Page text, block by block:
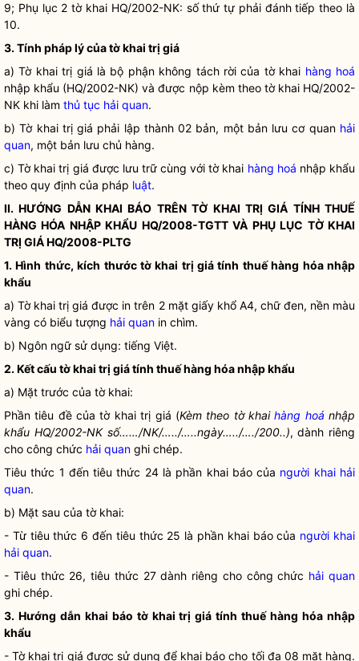
9; Phụ lục 2 tờ khai HQ/2002-NK: số thứ tự phải đánh tiếp theo là
10.
3. Tính pháp lý của tờ khai trị giá
a) Tờ khai trị giá là bộ phận không tách rời của tờ khai hàng hoá
nhập khẩu (HQ/2002-NK) và được nộp kèm theo tờ khai HQ/2002-
NK khi làm thủ tục hải quan.
b) Tờ khai trị giá phải lập thành 02 bản, một bản lưu cơ quan hải
quan, một bản lưu chủ hàng.
c) Tờ khai trị giá được lưu trữ cùng với tờ khai hàng hoá nhập khẩu
theo quy định của pháp luật.
II. HƯỚNG DẪN KHAI BÁO TRÊN TỜ KHAI TRỊ GIÁ TÍNH THUẾ
HÀNG HÓA NHẬP KHẨU HQ/2008-TGTT VÀ PHỤ LỤC TỜ KHAI
TRỊ GIÁ HQ/2008-PLTG
1. Hình thức, kích thước tờ khai trị giá tính thuế hàng hóa nhập
khẩu
a) Tờ khai trị giá được in trên 2 mặt giấy khổ A4, chữ đen, nền màu
vàng có biểu tượng hải quan in chìm.
b) Ngôn ngữ sử dụng: tiếng Việt.
2. Kết cấu tờ khai trị giá tính thuế hàng hóa nhập khẩu
a) Mặt trước của tờ khai:
Phần tiêu đề của tờ khai trị giá (Kèm theo tờ khaihàng hoá nhập
khẩu HQ/2002-NK số……/NK/…../…..ngày…../…./200..), dành riêng
cho công chức hải quan ghi chép.
Tiêu thức 1 đến tiêu thức 24 là phần khai báo của người khai hải
quan.
b) Mặt sau của tờ khai:
- Từ tiêu thức 6 đến tiêu thức 25 là phần khai báo của người khai
hải quan.
- Tiêu thức 26, tiêu thức 27 dành riêng cho công chức hải quan
ghi chép.
3. Hướng dẫn khai báo tờ khai trị giá tính thuế hàng hóa nhập
khẩu
- Tờ khai trị giá được sử dụng để khai báo cho tối đa 08 mặt hàng.